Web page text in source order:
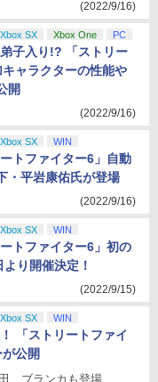
(2022/9/16)
Xbox SX Xbox One PC
子入り!? 「ストリー
ャラクターの性能や
開
(2022/9/16)
Xbox SX WIN
トファイター6」自動
・平岩康佑氏が登場
(2022/9/16)
Xbox SX WIN
トファイター6」初の
り開催決定！
(2022/9/15)
Xbox SX WIN
「ストリートファイ
公開
、ブランカも登場